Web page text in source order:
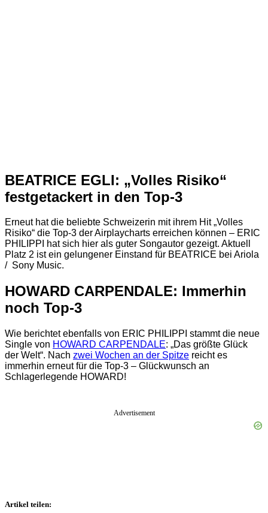
BEATRICE EGLI: „Volles Risiko“
festgetackert in den Top-3
Erneut hat die beliebte Schweizerin mit ihrem Hit „Volles
Risiko“ die Top-3 der Airplaycharts erreichen können – ERIC
PHILIPPI hat sich hier als guter Songautor gezeigt. Aktuell
Platz 2 ist ein gelungener Einstand für BEATRICE bei Ariola
/ Sony Music.
HOWARD CARPENDALE: Immerhin
noch Top-3
Wie berichtet ebenfalls von ERIC PHILIPPI stammt die neue
Single von HOWARD CARPENDALE: „Das größte Glück
der Welt“. Nach zwei Wochen an der Spitze reicht es
immerhin erneut für die Top-3 – Glückwunsch an
Schlagerlegende HOWARD!
Advertisement
Artikel teilen: